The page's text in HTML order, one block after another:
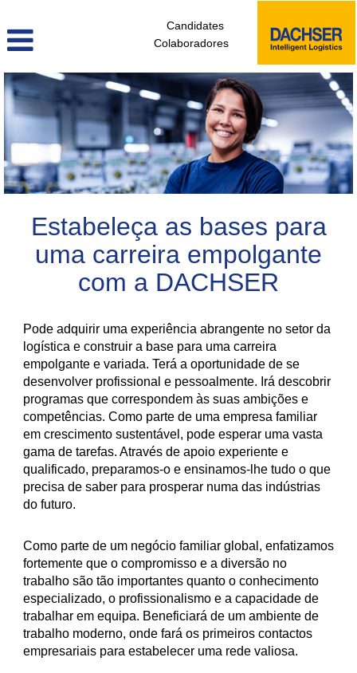
Candidates
Colaboradores
colaboradores_sem_experiencia_pt
Estabeleça as bases para
uma carreira empolgante
com a DACHSER
Pode adquirir uma experiência abrangente no setor da
logística e construir a base para uma carreira
empolgante e variada. Terá a oportunidade de se
desenvolver profissional e pessoalmente. Irá descobrir
programas que correspondem às suas ambições e
competências. Como parte de uma empresa familiar
em crescimento sustentável, pode esperar uma vasta
gama de tarefas. Através de apoio experiente e
qualificado, preparamos-o e ensinamos-lhe tudo o que
precisa de saber para prosperar numa das indústrias
do futuro.
Como parte de um negócio familiar global, enfatizamos
fortemente que o compromisso e a diversão no
trabalho são tão importantes quanto o conhecimento
especializado, o profissionalismo e a capacidade de
trabalhar em equipa. Beneficiará de um ambiente de
trabalho moderno, onde fará os primeiros contactos
empresariais para estabelecer uma rede valiosa.